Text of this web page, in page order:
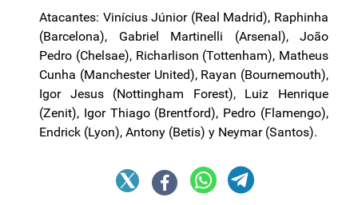
Atacantes: Vinícius Júnior (Real Madrid), Raphinha
(Barcelona), Gabriel Martinelli (Arsenal), João
Pedro (Chelsae), Richarlison (Tottenham), Matheus
Cunha (Manchester United), Rayan (Bournemouth),
Igor Jesus (Nottingham Forest), Luiz Henrique
(Zenit), Igor Thiago (Brentford), Pedro (Flamengo),
Endrick (Lyon), Antony (Betis) y Neymar (Santos).